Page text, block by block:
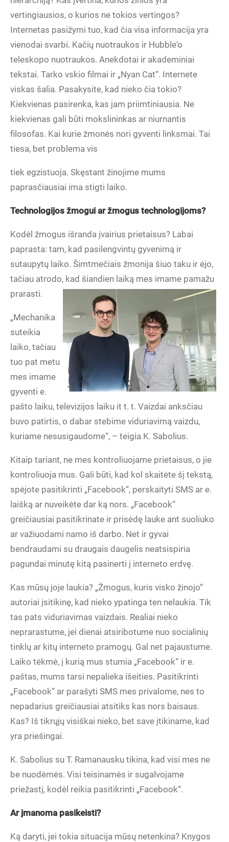
vertingiausios, o kurios ne tokios vertingos?
Internetas pasižymi tuo, kad čia visa informacija yra
vienodai svarbi. Kačių nuotraukos ir Hubble‘o
teleskopo nuotraukos. Anekdotai ir akademiniai
tekstai. Tarko vskio filmai ir „Nyan Cat“. Internete
viskas šalia. Pasakysite, kad nieko čia tokio?
Kiekvienas pasirenka, kas jam priimtiniausia. Ne
kiekvienas gali būti mokslininkas ar niurnantis
filosofas. Kai kurie žmonės nori gyventi linksmai. Tai
tiesa, bet problema vis
tiek egzistuoja. Skęstant žinojime mums
paprasčiausiai ima stigti laiko.
Technologijos žmogui ar žmogus technologijoms?
Kodėl žmogus išranda įvairius prietaisus? Labai
paprasta: tam, kad pasilengvintų gyvenimą ir
sutaupytų laiko. Šimtmečiais žmonija šiuo taku ir ėjo,
tačiau atrodo, kad šiandien laiką mes imame pamažu
prarasti.
„Mechanika
suteikia
laiko, tačiau
tuo pat metu
mes imame
gyventi e.
pašto laiku, televizijos laiku it t. t. Vaizdai anksčiau
buvo patirtis, o dabar stebime viduriavimą vaizdu,
kuriame nesusigaudome“, – teigia K. Sabolius.
Kitaip tariant, ne mes kontroliuojame prietaisus, o jie
kontroliuoja mus. Gali būti, kad kol skaitėte šį tekstą,
spėjote pasitikrinti „Facebook“, perskaityti SMS ar e.
laišką ar nuveikėte dar ką nors. „Facebook“
greičiausiai pasitikrinate ir prisėdę lauke ant suoliuko
ar važiuodami namo iš darbo. Net ir gyvai
bendraudami su draugais daugelis neatsispiria
pagundai minutę kitą pasinerti į interneto erdvę.
Kas mūsų joje laukia? „Žmogus, kuris visko žinojo“
autoriai įsitikinę, kad nieko ypatinga ten nelaukia. Tik
tas pats viduriavimas vaizdais. Realiai nieko
neprarastume, jei dienai atsiribotume nuo socialinių
tinklų ar kitų interneto pramogų. Gal net pajaustume.
Laiko tėkmė, į kurią mus stumia „Facebook“ ir e.
paštas, mums tarsi nepalieka išeities. Pasitikrinti
„Facebook“ ar parašyti SMS mes privalome, nes to
nepadarius greičiausiai atsitiks kas nors baisaus.
Kas? Iš tikrųjų visiškai nieko, bet save įtikiname, kad
yra priešingai.
K. Sabolius su T. Ramanausku tikina, kad visi mes ne
be nuodėmės. Visi teisinamės ir sugalvojame
priežastį, kodėl reikia pasitikrinti „Facebook“.
Ar įmanoma pasikeisti?
Ką daryti, jei tokia situacija mūsų netenkina? Knygos